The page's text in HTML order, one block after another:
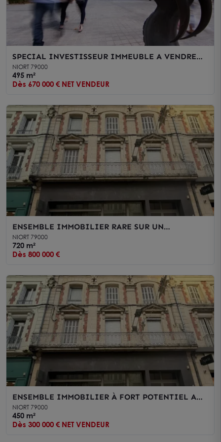
SPECIAL INVESTISSEUR IMMEUBLE A VENDRE
RUE N°1 NIORT CENTRE
NIORT 79000
495 m²
Dès 670 000 € NET VENDEUR
ENSEMBLE IMMOBILIER RARE SUR UN
EMPLACEMENT PREMIUM
NIORT 79000
720 m²
Dès 800 000 €
ENSEMBLE IMMOBILIER À FORT POTENTIEL AU
CŒUR DE LA VILLE
NIORT 79000
450 m²
Dès 300 000 € NET VENDEUR